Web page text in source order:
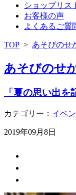
ショップリス
お客様の声
よくあるご質
TOP > あそびのせ
あそびのせ
「夏の思い出
カテゴリー： イベ
2019年09月8日